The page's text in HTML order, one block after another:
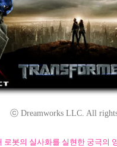
ⓒ Dreamworks LLC. All rights
로봇의 실사화를 실현한 궁극의